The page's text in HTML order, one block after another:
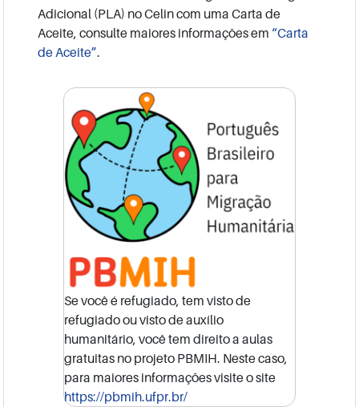
Adicional (PLA) no Celin com uma Carta de
Aceite, consulte maiores informações em “Carta
de Aceite”.
Se você é refugiado, tem visto de
refugiado ou visto de auxílio
humanitário, você tem direito a aulas
gratuitas no projeto PBMIH. Neste caso,
para maiores informações visite o site
https://pbmih.ufpr.br/